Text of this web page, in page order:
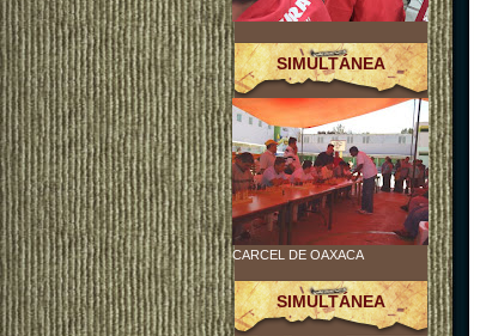
SIMULTÁNEA
CARCEL DE OAXACA
SIMULTÁNEA